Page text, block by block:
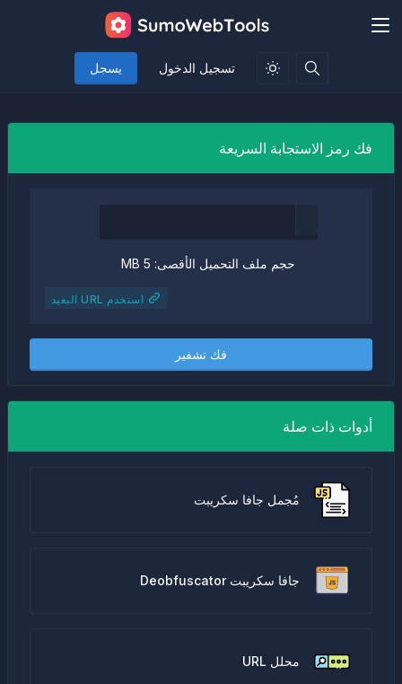
تسجيل الدخول يسجل
فك رمز الاستجابة السريعة
حجم ملف التحميل الأقصى: 5 MB
استخدم URL البعيد
فك تشفير
أدوات ذات صلة
مُجمل جافا سكريبت
جافا سكريبت Deobfuscator
محلل URL